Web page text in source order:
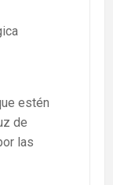
estén
de
las